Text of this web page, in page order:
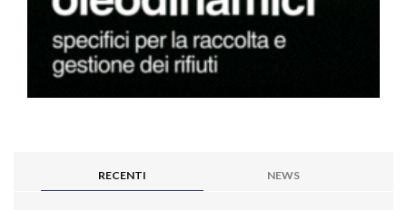
RECENTI NEWS